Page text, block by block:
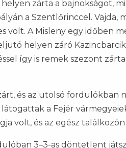
zárta a bajnokságot,
a Szentlőrinccel. Vajda,
volt. A Misleny egy időben
helyen záró
így is remek szezont
és az utolsó fordulókban
a Fejér
volt, és az egész
3–3-as döntetlent